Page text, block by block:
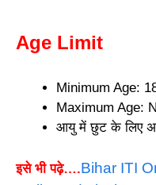
Age Limit
Minimum Age:
Maximum Age:
आयु में छुट के लिए
इसे भी पढ़े….Bihar ITI